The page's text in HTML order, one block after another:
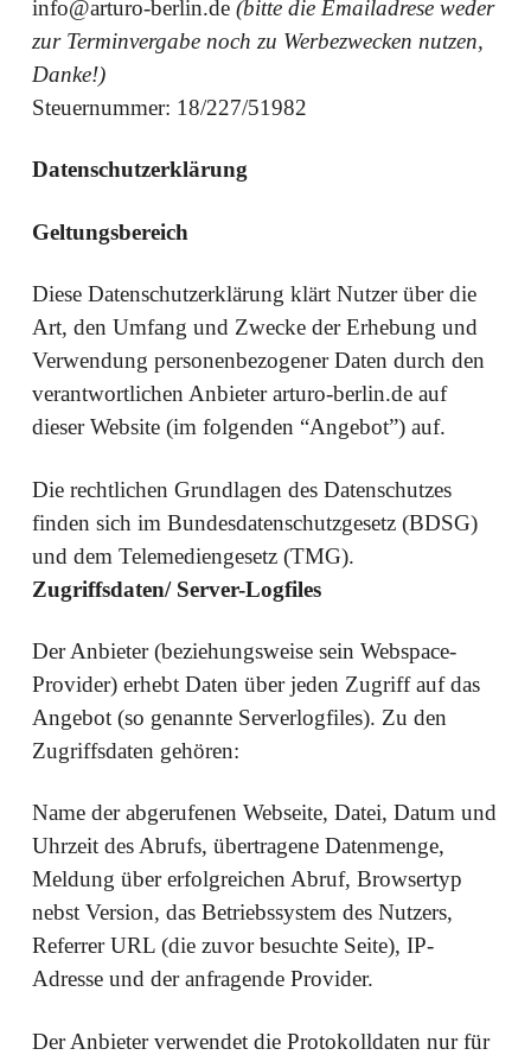
info@arturo-berlin.de (bitte die Emailadrese weder
zur Terminvergabe noch zu Werbezwecken nutzen,
Danke!)
Steuernummer: 18/227/51982
Datenschutzerklärung
Geltungsbereich
Diese Datenschutzerklärung klärt Nutzer über die
Art, den Umfang und Zwecke der Erhebung und
Verwendung personenbezogener Daten durch den
verantwortlichen Anbieter arturo-berlin.de auf
dieser Website (im folgenden “Angebot”) auf.
Die rechtlichen Grundlagen des Datenschutzes
finden sich im Bundesdatenschutzgesetz (BDSG)
und dem Telemediengesetz (TMG).
Zugriffsdaten/ Server-Logfiles
Der Anbieter (beziehungsweise sein Webspace-
Provider) erhebt Daten über jeden Zugriff auf das
Angebot (so genannte Serverlogfiles). Zu den
Zugriffsdaten gehören:
Name der abgerufenen Webseite, Datei, Datum und
Uhrzeit des Abrufs, übertragene Datenmenge,
Meldung über erfolgreichen Abruf, Browsertyp
nebst Version, das Betriebssystem des Nutzers,
Referrer URL (die zuvor besuchte Seite), IP-
Adresse und der anfragende Provider.
Der Anbieter verwendet die Protokolldaten nur für